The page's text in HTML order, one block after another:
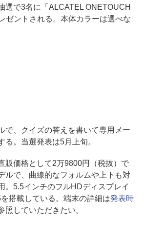
選で3名に「ALCATEL ONETOUCH
ゼントされる。本体カラーは選べな
で、クイズの答えを書いて専用メー
る。当選発表は5月上旬。
販価格として2万9800円（税抜）で
ルで、曲線的なフォルムや上下も対
。5.5インチのフルHDディスプレイ
搭載している。端末の詳細は発表時
照していただきたい。